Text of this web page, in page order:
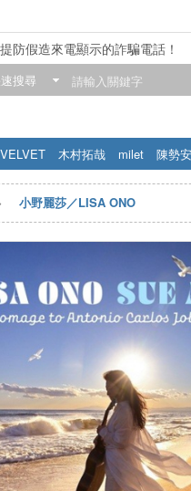
片防假造來電顯示的詐騙電話！
華門市營業時間調整公告】
搜尋
木村拓哉 milet
陳勢安
小野麗莎／LISA ONO